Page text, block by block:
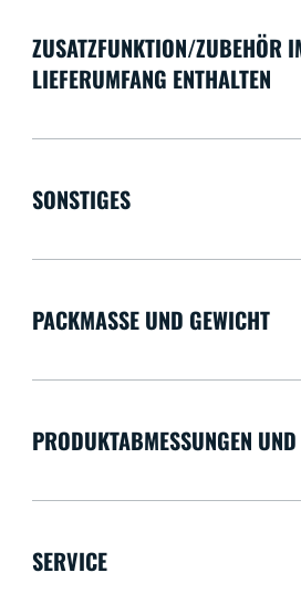
ZUSATZFUNKTION/ZUBEHÖR
LIEFERUMFANG ENTHALTEN
SONSTIGES
PACKMASSE UND GEWICHT
PRODUKTABMESSUNGEN
SERVICE